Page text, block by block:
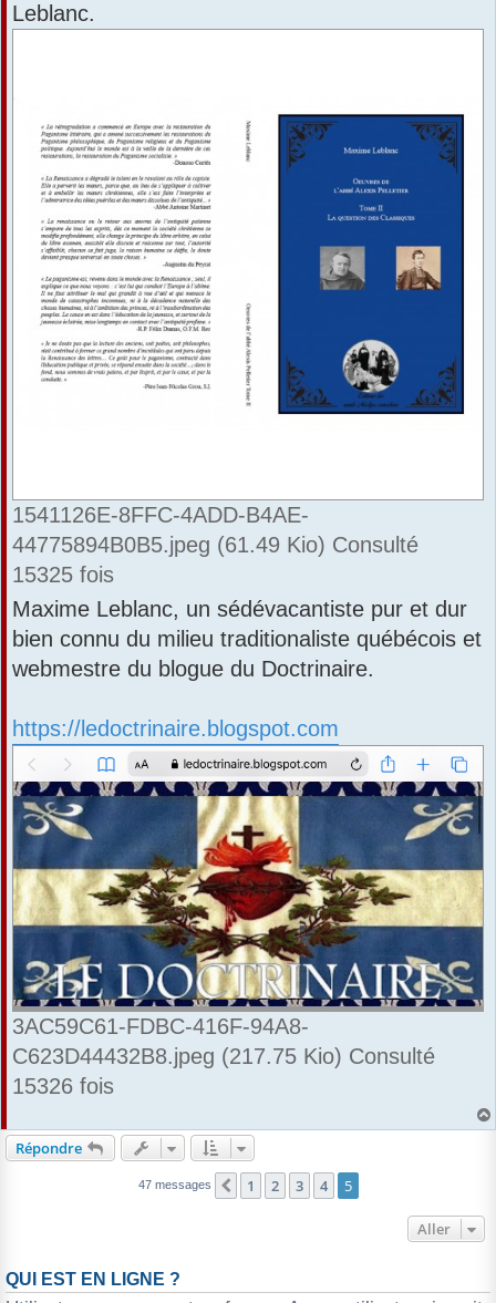
Leblanc.
1541126E-8FFC-4ADD-B4AE-
44775894B0B5.jpeg (61.49 Kio) Consulté
15325 fois
Maxime Leblanc, un sédévacantiste pur et dur
bien connu du milieu traditionaliste québécois et
webmestre du blogue du Doctrinaire.
https://ledoctrinaire.blogspot.com
3AC59C61-FDBC-416F-94A8-
C623D44432B8.jpeg (217.75 Kio) Consulté
15326 fois
Répondre
47 messages Précédent
1 2 3 4 5
Aller
QUI EST EN LIGNE ?